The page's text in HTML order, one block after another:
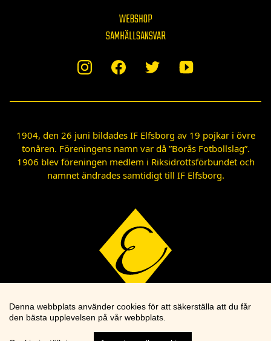
WEBSHOP
SAMHÄLLSANSVAR
1904, den 26 juni bildades IF Elfsborg av 19 pojkar i övre
tonåren. Föreningens namn var då ”Borås Fotbollslag”.
1906 blev föreningen medlem i Riksidrottsförbundet och
namnet ändrades samtidigt till IF Elfsborg.
Denna webbplats använder cookies för att säkerställa att du får
den bästa upplevelsen på vår webbplats.